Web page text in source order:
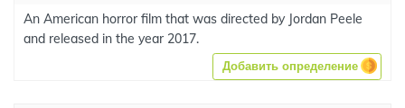
An American horror film that was directed by Jordan Peele
and released in the year 2017.
Добавить определение